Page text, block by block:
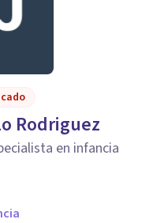
Rodriguez
en infancia